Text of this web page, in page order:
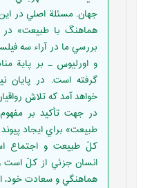
جهان. مسئلة اصلي در
هماهنگ با طبيعت» در
بررسي ما در آراء سه
و اورليوس ـ بر پاية
گرفته است. در پايان
خواهد آمد که تلاش
در جهت تأکيد بر
طبيعت» براي ايجاد
کلّ طبيعت و اجتماع
انسان جزئي از کلّ است
هماهنگي و سعادت خود،